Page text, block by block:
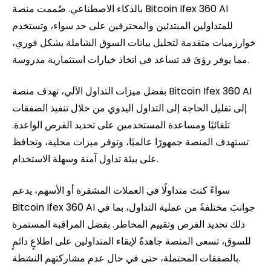
بالذكاء الاصطناعي. صُممت منصة Bitcoin Ifex 360 AI
للمتداولين المبتدئين والمحترفين على حد سواء، وتستخدم
خوارزميات متقدمة لتحليل بيانات السوق الشاملة بشكل فوري،
مما يوفر رؤىً قد تساعد في اتخاذ خيارات استثمارية مدروسة.
بفضل ميزات التداول الآلي، تهدف منصة Bitcoin Ifex 360 AI
إلى تقليل الحاجة إلى التداول اليدوي من خلال تنفيذ الصفقات
تلقائيًا ومساعدة المستخدمين على تحديد الفرص الواعدة.
تستهدف المنصة جمهورًا عالميًا، وتوفر ميزات محلية، وتحافظ
على بيئة تداول آمنة وسهلة الاستخدام.
سواءً كنتَ متداولًا في العملات المشفرة أو الأسهم، يدعم
Bitcoin Ifex 360 AI جوانبَ مختلفةً من عملية التداول، بما في
ذلك تحديد الفرص وتقييم المخاطر. بفضل المراقبة المستمرة
للسوق، تسعى المنصة جاهدةً لإبقاء المتداولين على اطلاعٍ دائمٍ
بالصفقات المحتملة، حتى في حال عدم مشاركتهم النشطة.